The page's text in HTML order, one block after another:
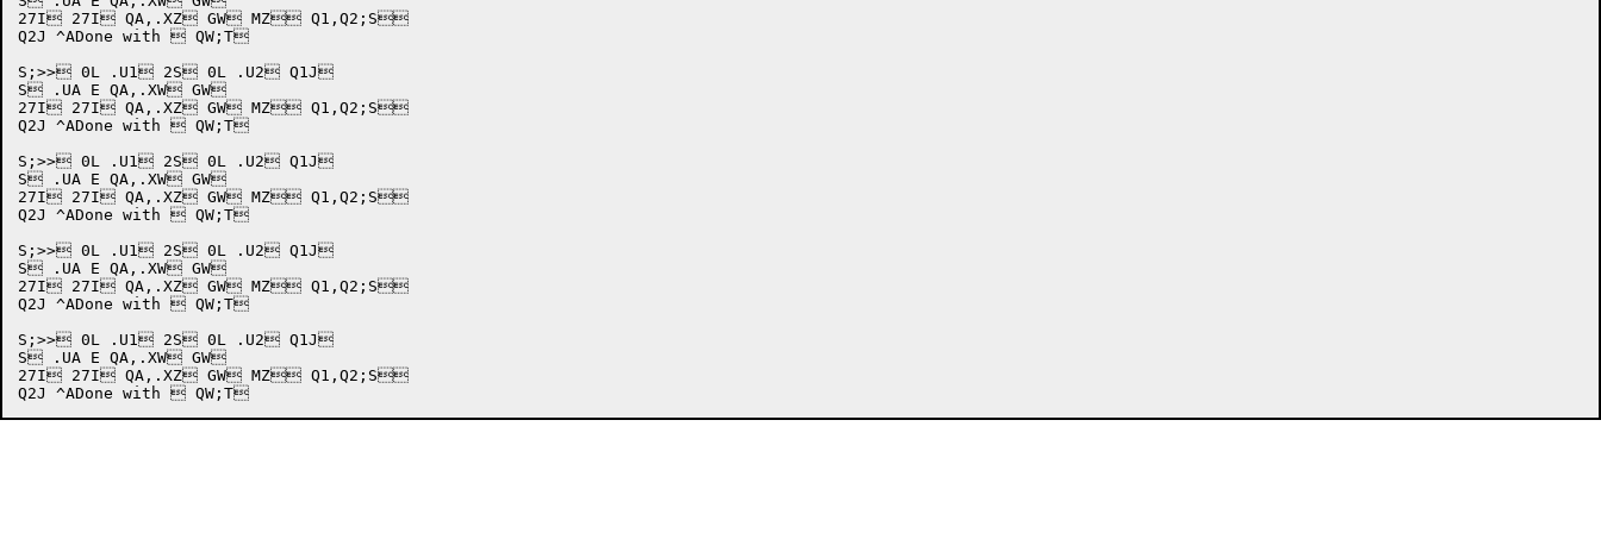
27I 27I QA,.XZ GW MZ Q1,Q2;S
Q2J ^ADone with  QW;T
S;>> 0L .U1 2S 0L .U2 Q1J
S .UA E QA,.XW GW
27I 27I QA,.XZ GW MZ Q1,Q2;S
Q2J ^ADone with  QW;T
S;>> 0L .U1 2S 0L .U2 Q1J
S .UA E QA,.XW GW
27I 27I QA,.XZ GW MZ Q1,Q2;S
Q2J ^ADone with  QW;T
S;>> 0L .U1 2S 0L .U2 Q1J
S .UA E QA,.XW GW
27I 27I QA,.XZ GW MZ Q1,Q2;S
Q2J ^ADone with  QW;T
S;>> 0L .U1 2S 0L .U2 Q1J
S .UA E QA,.XW GW
27I 27I QA,.XZ GW MZ Q1,Q2;S